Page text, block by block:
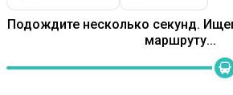
Подождите несколько секунд.
маршруту...